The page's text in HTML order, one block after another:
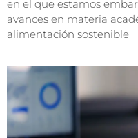
en el que estamos
avances en materia
alimentación sostenible